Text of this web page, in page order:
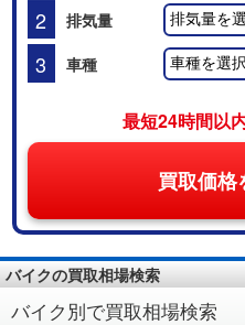
2 排気量
3 車種
最短24時間以
買取価格
バイクの買取相場検索
バイク別で買取相場検索